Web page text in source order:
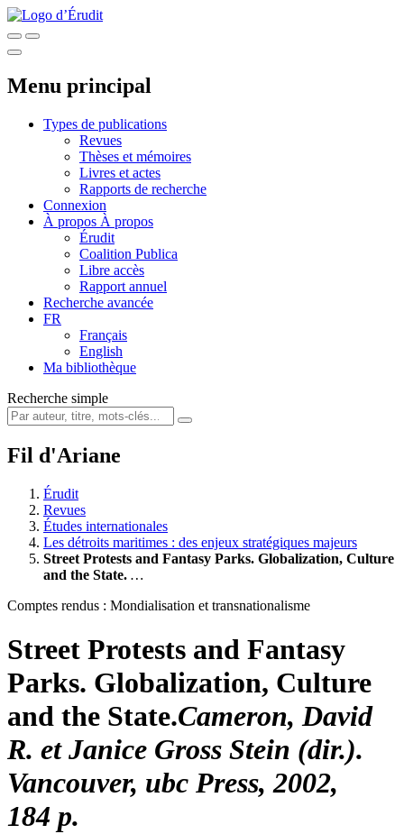
Menu principal
Types de publications
Revues
Thèses et mémoires
Livres et actes
Rapports de recherche
Connexion
À propos À propos
Érudit
Coalition Publica
Libre accès
Rapport annuel
Recherche avancée
FR
Français
English
Ma bibliothèque
Recherche simple
Fil d'Ariane
Érudit
Revues
Études internationales
Les détroits maritimes : des enjeux stratégiques majeurs
Street Protests and Fantasy Parks. Globalization, Culture
and the State. …
Comptes rendus : Mondialisation et transnationalisme
Street Protests and Fantasy
Parks. Globalization, Culture
and the State.Cameron, David
R. et Janice Gross Stein (dir.).
Vancouver, ubc Press, 2002,
184 p.